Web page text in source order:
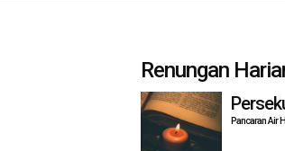
Renungan
Pancaran Air